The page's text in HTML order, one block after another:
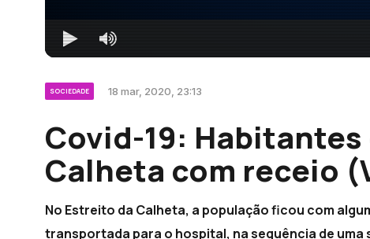
SOCIEDADE 18 mar, 2020, 23:13
Covid-19:
Calheta com receio
No Estreito da Calheta, a população ficou com
transportada para o hospital, na sequência de uma